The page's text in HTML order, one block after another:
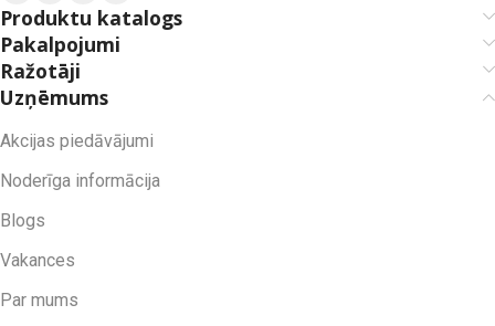
Produktu katalogs
Pakalpojumi
Ražotāji
Uzņēmums
Akcijas piedāvājumi
Noderīga informācija
Blogs
Vakances
Par mums